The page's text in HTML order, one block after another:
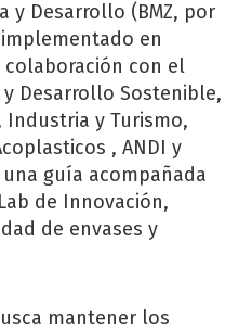
y Desarrollo (BMZ, por
en
colaboración con el
Desarrollo Sostenible,
Industria y Turismo,
, ANDI y
guía acompañada
de Innovación,
de envases y
mantener los